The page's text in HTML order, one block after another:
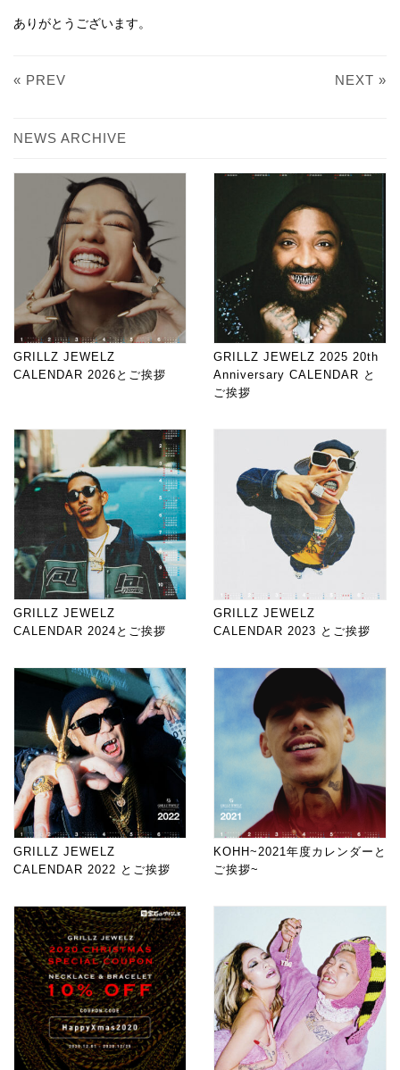
ありがとうございます。
« PREV NEXT »
NEWS ARCHIVE
GRILLZ JEWELZ
CALENDAR 2026とご挨拶
GRILLZ JEWELZ 2025 20th
Anniversary CALENDAR と
ご挨拶
GRILLZ JEWELZ
CALENDAR 2024とご挨拶
GRILLZ JEWELZ
CALENDAR 2023 とご挨拶
GRILLZ JEWELZ
CALENDAR 2022 とご挨拶
KOHH~2021年度カレンダーと
ご挨拶~